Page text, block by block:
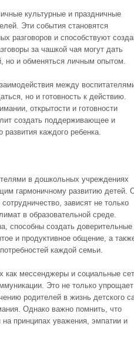
культурные и праздничные
Эти события становятся
разговоров и способствуют
за чашкой чая могут дать
но и обменяться личным опытом.
между
но и готовность к действию.
открытости и готовности
создать поддерживающее и
развития каждого ребенка.
в дошкольных учреждениях
гармоничному развитию детей.
зависят не только
в образовательной среде.
способны создать доверительные
и продуктивное общение, а
каждой семьи.
как мессенджеры и социальные
Это не только упрощает
родителей в жизнь детского
Однако важно помнить, что
принципах уважения, эмпатии и